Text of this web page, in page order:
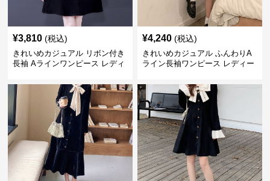
¥3,810 (税込)
きれいめカジュアル リボン付き
長袖 Aラインワンピース レディ
り替え 膝上丈 細見え フェミニ
ン おしゃれ
¥4,240 (税込)
きれいめカジュアル ふんわりA
ライン長袖ワンピース レディー
ト フェミニン 上品 おしゃれ